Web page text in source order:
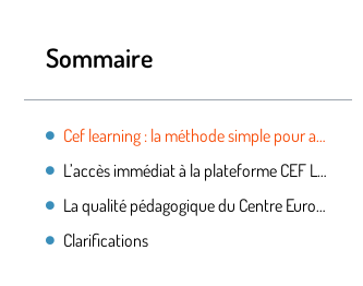
Sommaire
Cef learning : la méthode simple pour accéder à l’espace élève
L’accès immédiat à la plateforme CEF Learning simplifie le quotidien des étudiants
La qualité pédagogique du Centre Européen de Formation renforce la réussite des élèves
Clarifications